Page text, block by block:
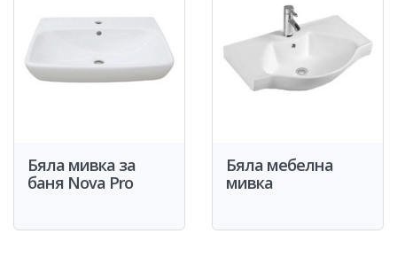
Бяла мивка за
баня Nova Pro
Бяла мебелна
мивка